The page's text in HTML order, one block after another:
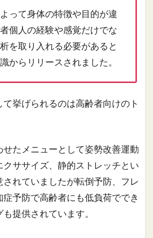
って身体の特徴や目的が違
個人の経験や感覚だけでな
を取り入れる必要があると
からリリースされました。
挙げられるのは高齢者向けのト
せたメニューとして姿勢改善運動
クササイズ、静的ストレッチとい
されていましたが転倒予防、フレ
症予防で高齢者にも低負荷ででき
提供されています。